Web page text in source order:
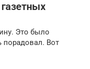
Это было
порадовал. Вот